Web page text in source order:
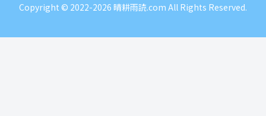
Copyright © 2022-2026 晴耕雨読.com All Rights Reserved.